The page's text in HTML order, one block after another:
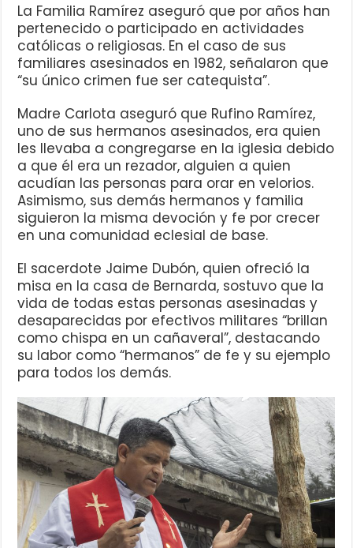
La Familia Ramírez aseguró que por años han
pertenecido o participado en actividades
católicas o religiosas. En el caso de sus
familiares asesinados en 1982, señalaron que
“su único crimen fue ser catequista”.
Madre Carlota aseguró que Rufino Ramírez,
uno de sus hermanos asesinados, era quien
les llevaba a congregarse en la iglesia debido
a que él era un rezador, alguien a quien
acudían las personas para orar en velorios.
Asimismo, sus demás hermanos y familia
siguieron la misma devoción y fe por crecer
en una comunidad eclesial de base.
El sacerdote Jaime Dubón, quien ofreció la
misa en la casa de Bernarda, sostuvo que la
vida de todas estas personas asesinadas y
desaparecidas por efectivos militares “brillan
como chispa en un cañaveral”, destacando
su labor como “hermanos” de fe y su ejemplo
para todos los demás.